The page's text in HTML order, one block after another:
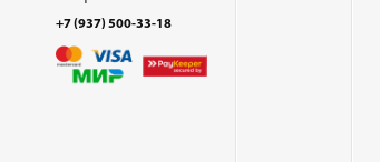
+7 (937) 500-33-18